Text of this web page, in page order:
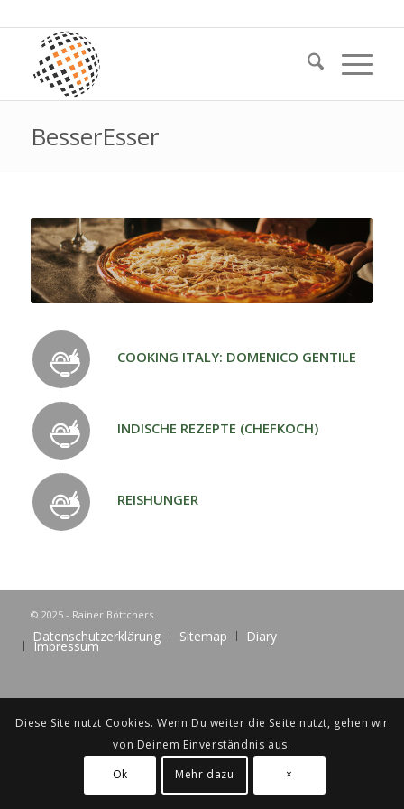
BesserEsser
COOKING ITALY: DOMENICO GENTILE
INDISCHE REZEPTE (CHEFKOCH)
REISHUNGER
© 2025 - Rainer Böttchers
Datenschutzerklärung Sitemap Diary
Impressum
Diese Site nutzt Cookies. Wenn Du weiter die Seite nutzt, gehen wir
von Deinem Einverständnis aus.
Ok
Mehr dazu ×